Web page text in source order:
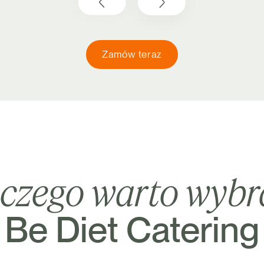
Zamów teraz
warto
Be Diet Catering